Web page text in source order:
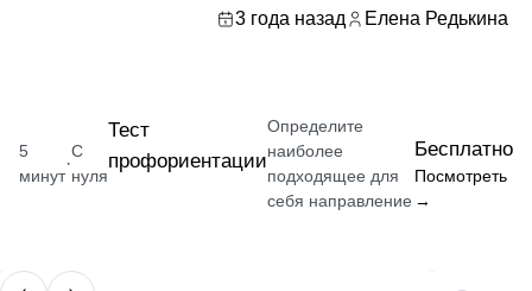
3 года назад
Елена Редькина
5
минут
·
С
нуля
Тест
профориентации
Определите
наиболее
подходящее для
себя направление
Бесплатно
Посмотреть
→